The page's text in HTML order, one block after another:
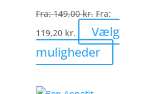
på
varesiden
Fra:149,00kr. Fra:
119,20 kr.
Vælg
muligheder
vare